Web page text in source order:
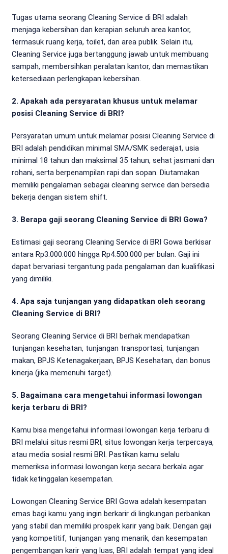
Tugas utama seorang Cleaning Service di BRI adalah
menjaga kebersihan dan kerapian seluruh area kantor,
termasuk ruang kerja, toilet, dan area publik. Selain itu,
Cleaning Service juga bertanggung jawab untuk membuang
sampah, membersihkan peralatan kantor, dan memastikan
ketersediaan perlengkapan kebersihan.
2. Apakah ada persyaratan khusus untuk melamar
posisi Cleaning Service di BRI?
Persyaratan umum untuk melamar posisi Cleaning Service di
BRI adalah pendidikan minimal SMA/SMK sederajat, usia
minimal 18 tahun dan maksimal 35 tahun, sehat jasmani dan
rohani, serta berpenampilan rapi dan sopan. Diutamakan
memiliki pengalaman sebagai cleaning service dan bersedia
bekerja dengan sistem shift.
3. Berapa gaji seorang Cleaning Service di BRI Gowa?
Estimasi gaji seorang Cleaning Service di BRI Gowa berkisar
antara Rp3.000.000 hingga Rp4.500.000 per bulan. Gaji ini
dapat bervariasi tergantung pada pengalaman dan kualifikasi
yang dimiliki.
4. Apa saja tunjangan yang didapatkan oleh seorang
Cleaning Service di BRI?
Seorang Cleaning Service di BRI berhak mendapatkan
tunjangan kesehatan, tunjangan transportasi, tunjangan
makan, BPJS Ketenagakerjaan, BPJS Kesehatan, dan bonus
kinerja (jika memenuhi target).
5. Bagaimana cara mengetahui informasi lowongan
kerja terbaru di BRI?
Kamu bisa mengetahui informasi lowongan kerja terbaru di
BRI melalui situs resmi BRI, situs lowongan kerja terpercaya,
atau media sosial resmi BRI. Pastikan kamu selalu
memeriksa informasi lowongan kerja secara berkala agar
tidak ketinggalan kesempatan.
Lowongan Cleaning Service BRI Gowa adalah kesempatan
emas bagi kamu yang ingin berkarir di lingkungan perbankan
yang stabil dan memiliki prospek karir yang baik. Dengan gaji
yang kompetitif, tunjangan yang menarik, dan kesempatan
pengembangan karir yang luas, BRI adalah tempat yang ideal